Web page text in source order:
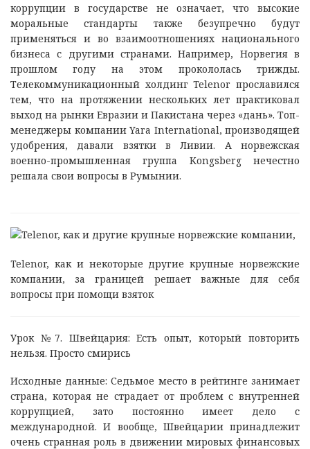
коррупции в государстве не означает, что высокие
моральные стандарты также безупречно будут
применяться и во взаимоотношениях национального
бизнеса с другими странами. Например, Норвегия в
прошлом году на этом прокололась трижды.
Телекоммуникационный холдинг Telenor прославился
тем, что на протяжении нескольких лет практиковал
выход на рынки Евразии и Пакистана через «дань». Топ-
менеджеры компании Yara International, производящей
удобрения, давали взятки в Ливии. А норвежская
военно-промышленная группа Kongsberg нечестно
решала свои вопросы в Румынии.
Telenor, как и некоторые другие крупные норвежские
компании, за границей решает важные для себя
вопросы при помощи взяток
Урок №7. Швейцария: Есть опыт, который повторить
нельзя. Просто смирись
Исходные данные: Седьмое место в рейтинге занимает
страна, которая не страдает от проблем с внутренней
коррупцией, зато постоянно имеет дело с
международной. И вообще, Швейцарии принадлежит
очень странная роль в движении мировых финансовых